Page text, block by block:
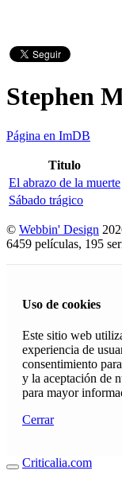
Stephen
Página en ImDB
Titulo
El abrazo de la muerte
Sábado trágico
© Webbin' Design
6459 películas, 195
Uso de cookies
Este sitio web
experiencia de
consentimiento
y la aceptación de
para mayor
Cerrar
Criticalia.com